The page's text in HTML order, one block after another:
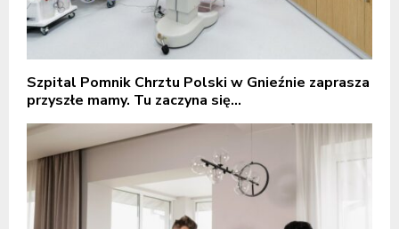
Szpital Pomnik Chrztu Polski w Gnieźnie zaprasza
przyszłe mamy. Tu zaczyna się...